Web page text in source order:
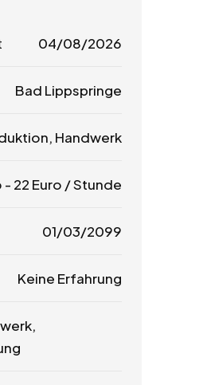
04/08/2026
Bad Lippspringe
Handwerk
- 22 Euro / Stunde
01/03/2099
Keine Erfahrung